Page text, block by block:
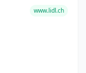
www.lidl.ch